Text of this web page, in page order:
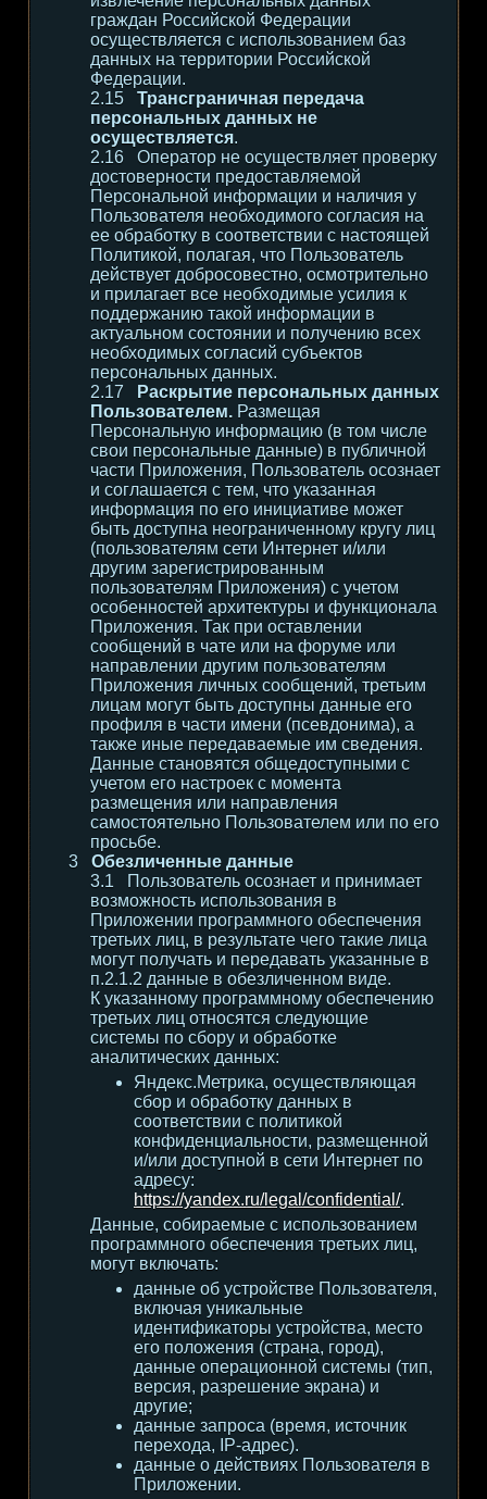
граждан Российской Федерации
осуществляется с использованием баз
данных на территории Российской
Федерации.
Трансграничная передача
персональных данных не
осуществляется.
Оператор не осуществляет проверку
достоверности предоставляемой
Персональной информации и наличия у
Пользователя необходимого согласия на
ее обработку в соответствии с настоящей
Политикой, полагая, что Пользователь
действует добросовестно, осмотрительно
и прилагает все необходимые усилия к
поддержанию такой информации в
актуальном состоянии и получению всех
необходимых согласий субъектов
персональных данных.
Раскрытие персональных данных
Пользователем. Размещая
Персональную информацию (в том числе
свои персональные данные) в публичной
части Приложения, Пользователь осознает
и соглашается с тем, что указанная
информация по его инициативе может
быть доступна неограниченному кругу лиц
(пользователям сети Интернет и/или
другим зарегистрированным
пользователям Приложения) с учетом
особенностей архитектуры и функционала
Приложения. Так при оставлении
сообщений в чате или на форуме или
направлении другим пользователям
Приложения личных сообщений, третьим
лицам могут быть доступны данные его
профиля в части имени (псевдонима), а
также иные передаваемые им сведения.
Данные становятся общедоступными с
учетом его настроек с момента
размещения или направления
самостоятельно Пользователем или по его
просьбе.
Обезличенные данные
Пользователь осознает и принимает
возможность использования в
Приложении программного обеспечения
третьих лиц, в результате чего такие лица
могут получать и передавать указанные в
п.2.1.2 данные в обезличенном виде.
К указанному программному обеспечению
третьих лиц относятся следующие
системы по сбору и обработке
аналитических данных:
Яндекс.Метрика, осуществляющая
сбор и обработку данных в
соответствии с политикой
конфиденциальности, размещенной
и/или доступной в сети Интернет по
адресу:
https://yandex.ru/legal/confidential/.
Данные, собираемые с использованием
программного обеспечения третьих лиц,
могут включать:
данные об устройстве Пользователя,
включая уникальные
идентификаторы устройства, место
его положения (страна, город),
данные операционной системы (тип,
версия, разрешение экрана) и
другие;
данные запроса (время, источник
перехода, IP-адрес).
данные о действиях Пользователя в
Приложении.